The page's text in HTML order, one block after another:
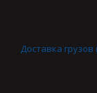
Доставка